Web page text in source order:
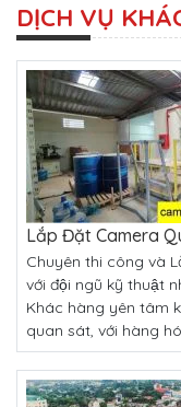
DỊCH VỤ
Lắp Đặt Camera
Chuyên thi công và
với đội ngũ kỹ thuật
Khác hàng yên tâm
quan sát, với hàng